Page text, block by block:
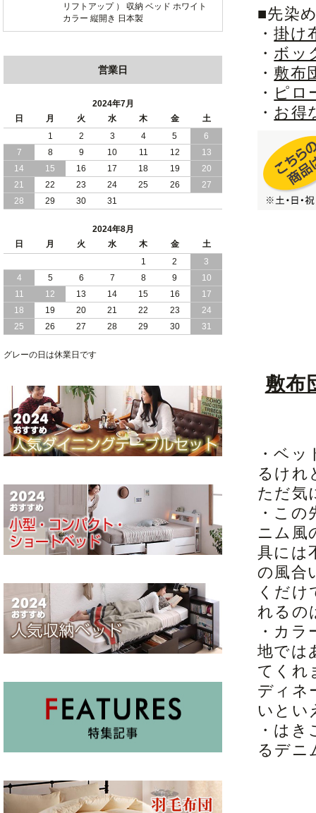
■先染
・掛け
・ ボッ
・ 敷布
・ ピロ
・ お得
敷布
・ベ
るけれ
ただ気
・こ
ニム風
具には
の風合
くだけ
れるの
・カ
地では
てくれ
ディネ
いとい
・は
るデニ
リフトアップ ） 収納 ベッド ホワイト
カラー 縦開き 日本製
ワイトカラー 縦開き 日本製
全長190cm ショート丈 コンパクト 大容
量 収納力 の 跳ね上げ （ リフトアップ
） 式 ベッド 横開き 日本製
2024/05/27
日本製 大容量 収納 跳ね上げ式 リフト
アップ 横開き ヘッドボードレス ベッド
組立設置サービス付
2024/05/21
日本製 大容量 収納 跳ね上げ式 リフト
組立設置付
日本製 大容量 収納 跳ね上げ式 （ リフ
トアップ ） ベッド 横開き ヘッドボー
ド 組立設置 付き
2024/04/25
日本製 収納 跳ね上げ式 リフトアップ
ベッド 縦開き ヘッドボード 組立設置サ
営業日
2024年7月
日
月 火 水 木 金
土
1
2 3 4 5
6
7
8 9 10 11 12
13
14
15 16 17 18 19
20
21
22 23 24 25 26
27
28
29 30 31
2024年8月
日
月 火 水 木 金
土
1
2
3
4
5 6 7 8 9
10
11
12 13 14 15 16
17
18
19 20 21 22 23
24
25
26 27 28 29 30 31
グレーの日は休業日です